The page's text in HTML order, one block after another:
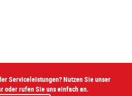
Serviceleistungen? Nutzen Sie unser
oder rufen Sie uns einfach an.